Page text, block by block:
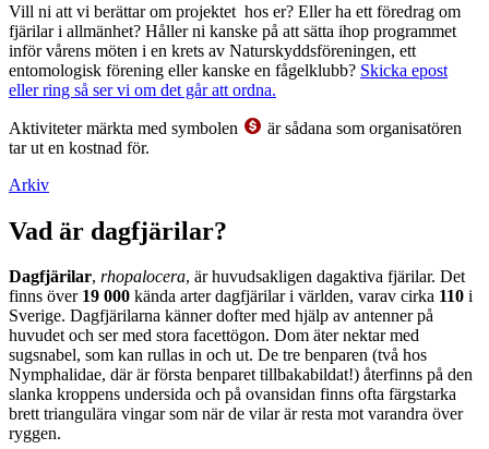
Vill ni att vi berättar om projektet hos er? Eller ha ett föredrag om
fjärilar i allmänhet? Håller ni kanske på att sätta ihop programmet
inför vårens möten i en krets av Naturskyddsföreningen, ett
entomologisk förening eller kanske en fågelklubb? Skicka epost
eller ring så ser vi om det går att ordna.
Aktiviteter märkta med symbolen
är sådana som organisatören
tar ut en kostnad för.
Arkiv
Vad är dagfjärilar?
Dagfjärilar, rhopalocera, är huvudsakligen dagaktiva fjärilar. Det
finns över 19 000 kända arter dagfjärilar i världen, varav cirka 110 i
Sverige. Dagfjärilarna känner dofter med hjälp av antenner på
huvudet och ser med stora facettögon. Dom äter nektar med
sugsnabel, som kan rullas in och ut. De tre benparen (två hos
Nymphalidae, där är första benparet tillbakabildat!) återfinns på den
slanka kroppens undersida och på ovansidan finns ofta färgstarka
brett triangulära vingar som när de vilar är resta mot varandra över
ryggen.